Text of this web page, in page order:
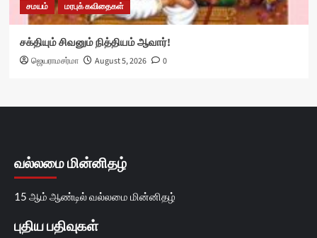
சமயம் மரபுக் கவிதைகள்
சக்தியும் சிவனும் நித்தியம் ஆவார்!
ஜெயராமசர்மா August 5, 2026 0
வல்லமை மின்னிதழ்
15 ஆம் ஆண்டில் வல்லமை மின்னிதழ்
புதிய பதிவுகள்